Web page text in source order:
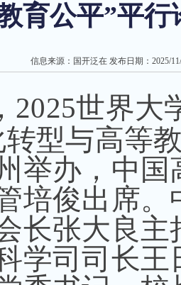
育公平”平行
信息来源： 国开泛在 发布日期： 2025/
2025世界大
型与高等
举办，中国
培俊出席。
长张大良主
学司司长王